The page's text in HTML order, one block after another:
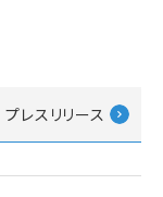
プレスリリース